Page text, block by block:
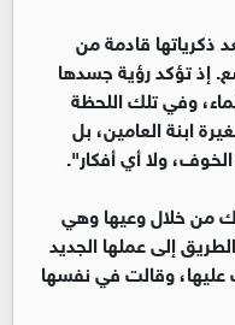
ذكرياتها قادمة من
إذ تؤكد رؤية جسدها
وفي تلك اللحظة
ابنة العامين، بل
ولا أي أفكار".
من خلال وعيها وهي
إلى عملها الجديد
عليها، وقالت في نفسها